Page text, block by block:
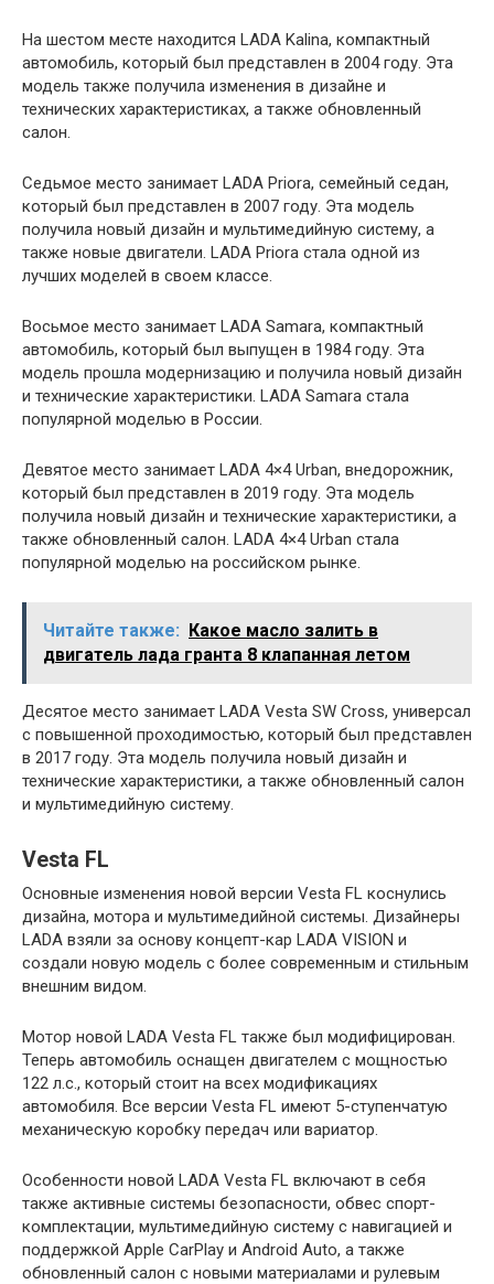
На шестом месте находится LADA Kalina, компактный
автомобиль, который был представлен в 2004 году. Эта
модель также получила изменения в дизайне и
технических характеристиках, а также обновленный
салон.
Седьмое место занимает LADA Priora, семейный седан,
который был представлен в 2007 году. Эта модель
получила новый дизайн и мультимедийную систему, а
также новые двигатели. LADA Priora стала одной из
лучших моделей в своем классе.
Восьмое место занимает LADA Samara, компактный
автомобиль, который был выпущен в 1984 году. Эта
модель прошла модернизацию и получила новый дизайн
и технические характеристики. LADA Samara стала
популярной моделью в России.
Девятое место занимает LADA 4×4 Urban, внедорожник,
который был представлен в 2019 году. Эта модель
получила новый дизайн и технические характеристики, а
также обновленный салон. LADA 4×4 Urban стала
популярной моделью на российском рынке.
Читайте также: Какое масло залить в
двигатель лада гранта 8 клапанная летом
Десятое место занимает LADA Vesta SW Cross, универсал
с повышенной проходимостью, который был представлен
в 2017 году. Эта модель получила новый дизайн и
технические характеристики, а также обновленный салон
и мультимедийную систему.
Vesta FL
Основные изменения новой версии Vesta FL коснулись
дизайна, мотора и мультимедийной системы. Дизайнеры
LADA взяли за основу концепт-кар LADA VISION и
создали новую модель с более современным и стильным
внешним видом.
Мотор новой LADA Vesta FL также был модифицирован.
Теперь автомобиль оснащен двигателем с мощностью
122 л.с., который стоит на всех модификациях
автомобиля. Все версии Vesta FL имеют 5-ступенчатую
механическую коробку передач или вариатор.
Особенности новой LADA Vesta FL включают в себя
также активные системы безопасности, обвес спорт-
комплектации, мультимедийную систему с навигацией и
поддержкой Apple CarPlay и Android Auto, а также
обновленный салон с новыми материалами и рулевым